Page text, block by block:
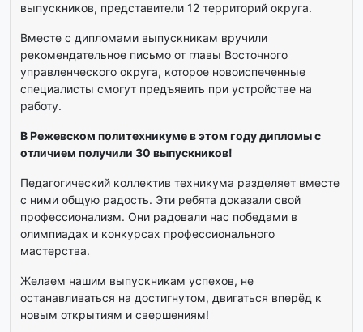
выпускников, представители 12 территорий округа.
Вместе с дипломами выпускникам вручили
рекомендательное письмо от главы Восточного
управленческого округа, которое новоиспеченные
специалисты смогут предъявить при устройстве на
работу.
В Режевском политехникуме в этом году дипломы с
отличием получили 30 выпускников!
Педагогический коллектив техникума разделяет вместе
с ними общую радость. Эти ребята доказали свой
профессионализм. Они радовали нас победами в
олимпиадах и конкурсах профессионального
мастерства.
Желаем нашим выпускникам успехов, не
останавливаться на достигнутом, двигаться вперёд к
новым открытиям и свершениям!